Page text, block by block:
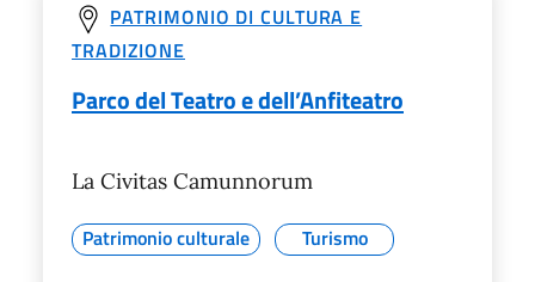
PATRIMONIO DI CULTURA E
TRADIZIONE
Parco del Teatro e dell’Anfiteatro
La Civitas Camunnorum
Patrimonio culturale Turismo